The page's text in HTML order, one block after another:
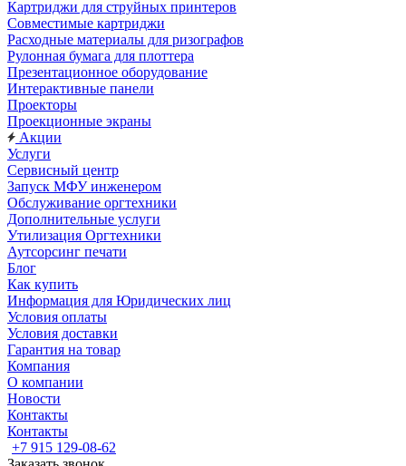
Картриджи для струйных принтеров
Совместимые картриджи
Расходные материалы для ризографов
Рулонная бумага для плоттера
Презентационное оборудование
Интерактивные панели
Проекторы
Проекционные экраны
Акции
Услуги
Сервисный центр
Запуск МФУ инженером
Обслуживание оргтехники
Дополнительные услуги
Утилизация Оргтехники
Аутсорсинг печати
Блог
Как купить
Информация для Юридических лиц
Условия оплаты
Условия доставки
Гарантия на товар
Компания
О компании
Новости
Контакты
Контакты
+7 915 129-08-62